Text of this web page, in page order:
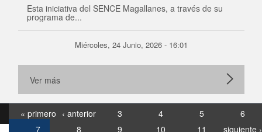
Esta iniciativa del SENCE Magallanes, a través de su
programa de...
Miércoles, 24 Junio, 2026 - 16:01
Ver más
« primero ‹ anterior 3 4 5
6
7
8 9 10 11
siguiente ›